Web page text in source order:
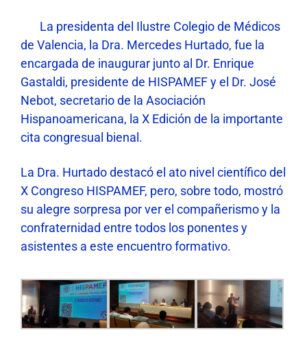
La presidenta del Ilustre Colegio de Médicos
de Valencia, la Dra. Mercedes Hurtado, fue la
encargada de inaugurar junto al Dr. Enrique
Gastaldi, presidente de HISPAMEF y el Dr. José
Nebot, secretario de la Asociación
Hispanoamericana, la X Edición de la importante
cita congresual bienal.
La Dra. Hurtado destacó el ato nivel científico del
X Congreso HISPAMEF, pero, sobre todo, mostró
su alegre sorpresa por ver el compañerismo y la
confraternidad entre todos los ponentes y
asistentes a este encuentro formativo.